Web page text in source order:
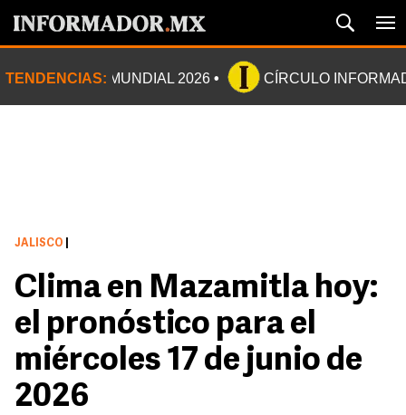
TENDENCIAS: MUNDIAL 2026 CÍRCULO
JALISCO
Clima en Mazamitla hoy:
el pronóstico para el
miércoles 17 de junio de
2026